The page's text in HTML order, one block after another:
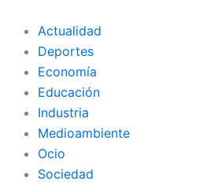
contenido
Actualidad
Deportes
Economía
Educación
Industria
Medioambiente
Ocio
Sociedad